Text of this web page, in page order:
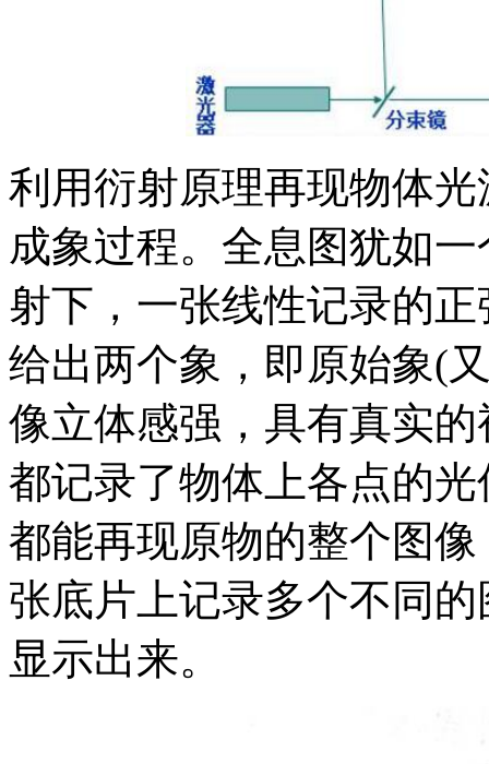
利用衍射原理再现物体
成象过程。全息图犹如
射下，一张线性记录的
给出两个象，即原始象(
像立体感强，具有真实
都记录了物体上各点的
都能再现原物的整个图
张底片上记录多个不同
显示出来。